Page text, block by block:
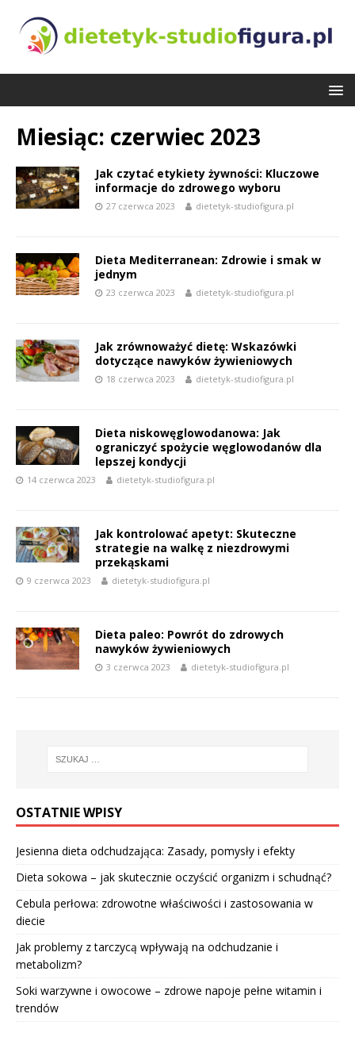
Miesiąc: czerwiec 2023
Jak czytać etykiety żywności: Kluczowe
informacje do zdrowego wyboru
27 czerwca 2023 dietetyk-studiofigura.pl
Dieta Mediterranean: Zdrowie i smak w
jednym
23 czerwca 2023 dietetyk-studiofigura.pl
Jak zrównoważyć dietę: Wskazówki
dotyczące nawyków żywieniowych
18 czerwca 2023 dietetyk-studiofigura.pl
Dieta niskowęglowodanowa: Jak
ograniczyć spożycie węglowodanów dla
lepszej kondycji
14 czerwca 2023 dietetyk-studiofigura.pl
Jak kontrolować apetyt: Skuteczne
strategie na walkę z niezdrowymi
przekąskami
9 czerwca 2023 dietetyk-studiofigura.pl
Dieta paleo: Powrót do zdrowych
nawyków żywieniowych
3 czerwca 2023 dietetyk-studiofigura.pl
OSTATNIE WPISY
Jesienna dieta odchudzająca: Zasady, pomysły i efekty
Dieta sokowa – jak skutecznie oczyścić organizm i schudnąć?
Cebula perłowa: zdrowotne właściwości i zastosowania w
diecie
Jak problemy z tarczycą wpływają na odchudzanie i
metabolizm?
Soki warzywne i owocowe – zdrowe napoje pełne witamin i
trendów